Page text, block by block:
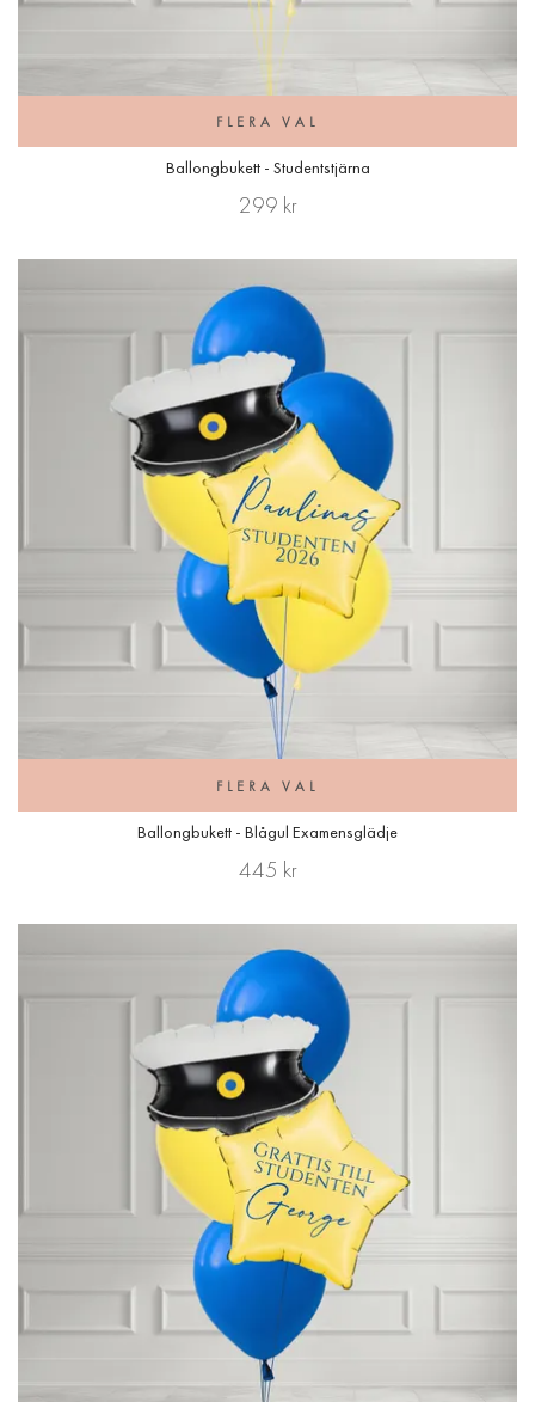
FLERA VAL
Ballongbukett - Studentstjärna
299 kr
FLERA VAL
Ballongbukett - Blågul Examensglädje
445 kr